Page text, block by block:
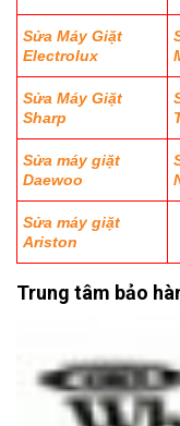
Sửa Máy Giặt
Electrolux
Sửa Máy Giặt
Sharp
Sửa máy giặt
Daewoo
Sửa máy giặt
Ariston
Trung tâm bảo